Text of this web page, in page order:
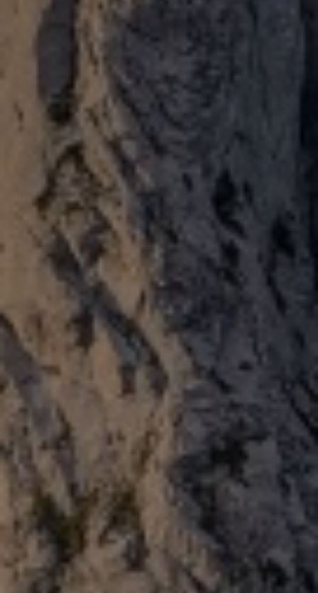
Hydrolats et Huiles
Miel et autres douceurs
Ambassadeurs
CONTACT
Pays-d’Enhaut Région,
Économie et Tourisme
Place du Village 6,
1660 Château-d’Œx
+41 26 924 25 25
info@pays-denhaut.ch
NEWSLETTER